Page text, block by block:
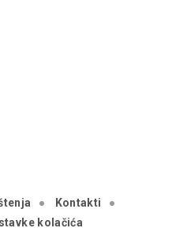
Kontakti
kolačića